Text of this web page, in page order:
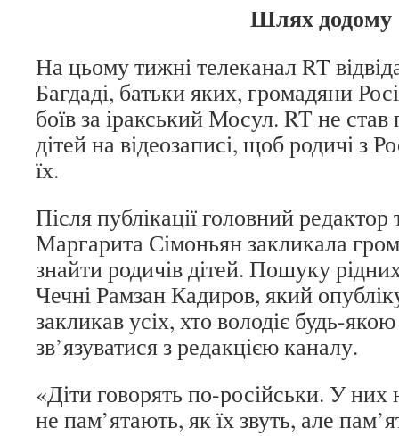
Шлях додому
На цьому тижні телеканал RT
Багдаді, батьки яких, громадяни
боїв за іракський Мосул. RT не
дітей на відеозаписі, щоб родичі з
їх.
Після публікації головний редактор
Маргарита Сімоньян закликала
знайти родичів дітей. Пошуку
Чечні Рамзан Кадиров, який
закликав усіх, хто володіє будь-
зв’язуватися з редакцією каналу.
«Діти говорять по-російськи. У них
не пам’ятають, як їх звуть, але